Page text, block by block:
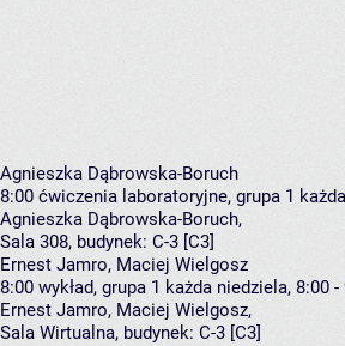
Agnieszka Dąbrowska-Boruch
8:00 ćwiczenia laboratoryjne, grupa 1
Agnieszka Dąbrowska-Boruch,
Sala 308, budynek: C-3 [C3]
Ernest Jamro, Maciej Wielgosz
8:00 wykład, grupa 1 każda niedziela, 8:00 -
Ernest Jamro, Maciej Wielgosz,
Sala Wirtualna, budynek: C-3 [C3]